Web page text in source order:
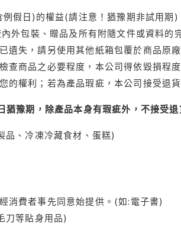
假日)的權益(請注意！猶豫期非試用期
外包裝、贈品及所有附隨文件或資料的
失，請另使用其他紙箱包覆於商品原
查商品之必要程度，本公司得依毀損程
權利；若為產品瑕疵，本公司接受退貨
豫期，除產品本身有瑕疵外，不接受退
品、冷凍冷藏食材、蛋糕)
消費者事先同意始提供。(如:電子書)
刀等貼身用品)